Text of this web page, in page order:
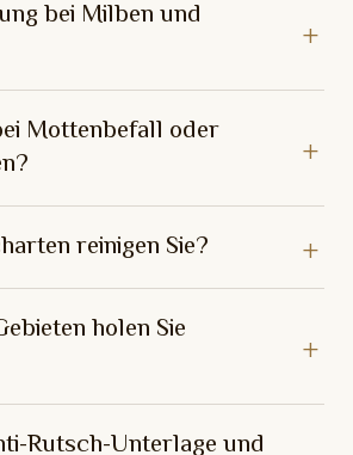
bei Milben und
Mottenbefall oder
reinigen Sie?
holen Sie
Rutsch-Unterlage und